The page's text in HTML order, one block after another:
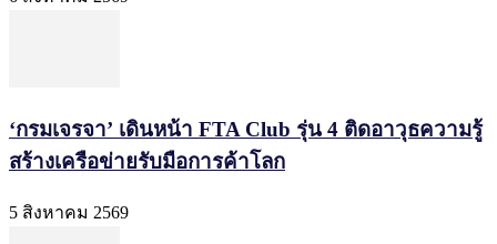
‘กรมเจรจา’ เดินหน้า FTA Club รุ่น 4 ติดอาวุธความรู้
สร้างเครือข่ายรับมือการค้าโลก
5 สิงหาคม 2569